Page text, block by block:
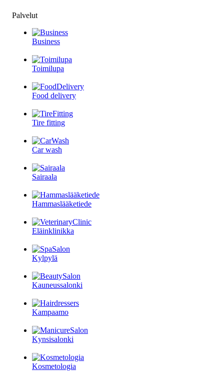
Palvelut
Business
Toimilupa
Food delivery
Tire fitting
Car wash
Sairaala
Hammaslääketiede
Eläinklinikka
Kylpylä
Kauneussalonki
Kampaamo
Kynsisalonki
Kosmetologia